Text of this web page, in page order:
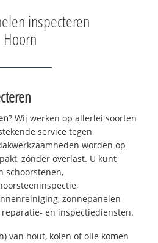
inspecteren
Hoorn
? Wij werken op allerlei soorten
service tegen
worden op
zónder overlast. U kunt
schoorstenen,
zonnepanelen
en inspectiediensten.
van hout, kolen of olie komen